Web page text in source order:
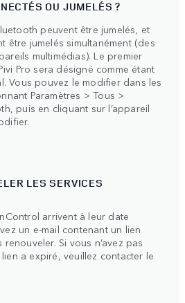
OU JUMELÉS ?
peuvent être jumelés, et
être jumelés simultanément (des
multimédias). Le premier
Pro sera désigné comme étant
Vous pouvez le modifier dans les
Paramètres > Tous >
puis en cliquant sur l’appareil
LES SERVICES
arrivent à leur date
un e-mail contenant un lien
Si vous n’avez pas
a expiré, veuillez contacter le